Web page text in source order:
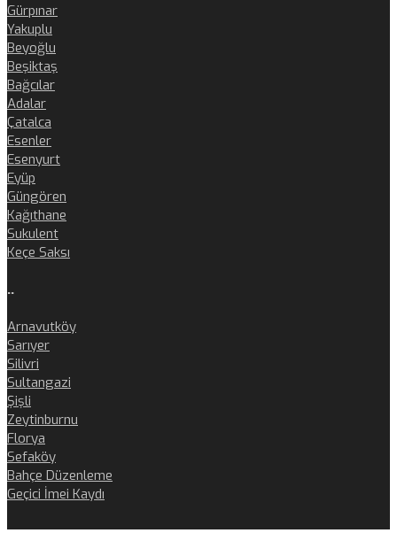
Gürpınar
Yakuplu
Beyoğlu
Beşiktaş
Bağcılar
Adalar
Çatalca
Esenler
Esenyurt
Eyüp
Güngören
Kağıthane
Sukulent
Keçe Saksı
..
Arnavutköy
Sarıyer
Silivri
Sultangazi
Şişli
Zeytinburnu
Florya
Sefaköy
Bahçe Düzenleme
Geçici İmei Kaydı